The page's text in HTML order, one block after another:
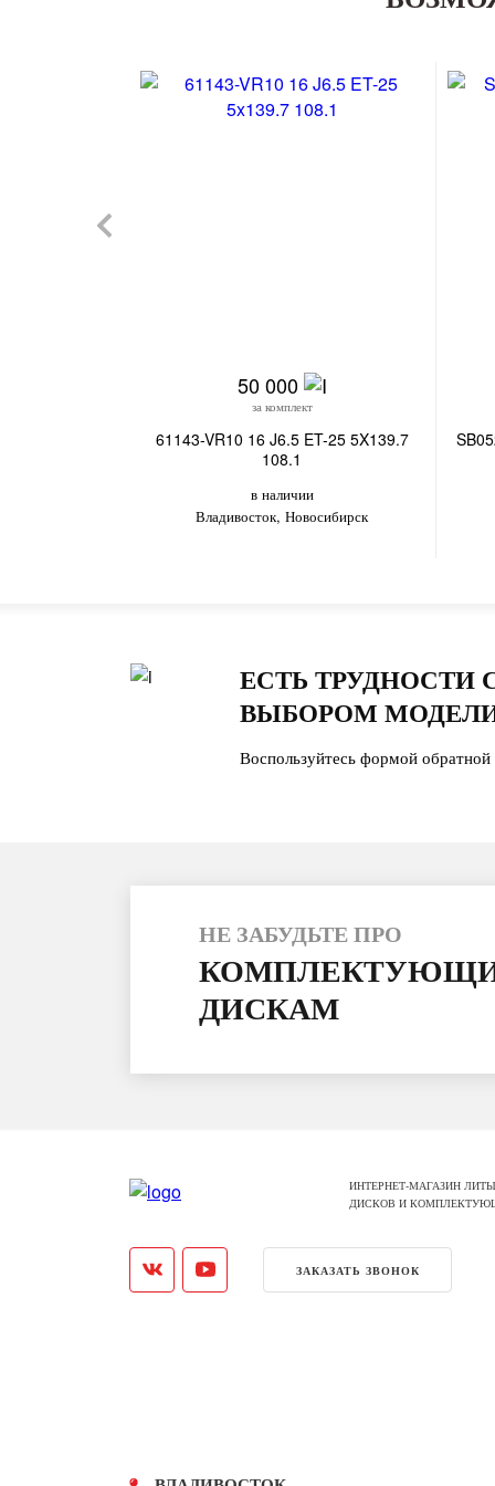
50 000
за комплект
61143-VR10 16 J6.5 ET-25 5X139.7
108.1
в наличии
Владивосток, Новосибирск
ЕСТЬ ТРУДНОСТИ
ВЫБОРОМ
Воспользуйтесь формой
НЕ ЗАБУДЬТЕ ПРО
ДИСКАМ
ИНТЕРНЕТ-МАГАЗИН
ДИСКОВ И
ЗАКАЗАТЬ ЗВОНОК